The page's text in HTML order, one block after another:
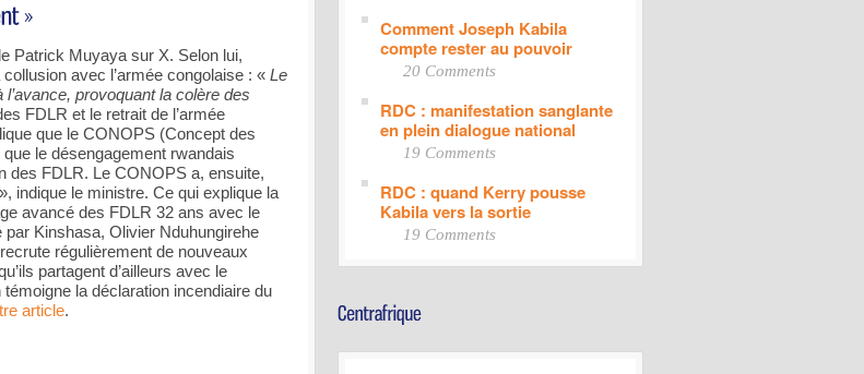
Patrick Muyaya sur X. Selon lui,
avec l’armée congolaise : « Le
provoquant la colère des
FDLR et le retrait de l’armée
que le CONOPS (Concept des
le désengagement rwandais
des FDLR. Le CONOPS a, ensuite,
indique le ministre. Ce qui explique la
avancé des FDLR 32 ans avec le
Kinshasa, Olivier Nduhungirehe
régulièrement de nouveaux
partagent d’ailleurs avec le
la déclaration incendiaire du
article.
Comment Joseph Kabila
compte rester au pouvoir
20 Comments
RDC : manifestation sanglante
en plein dialogue national
19 Comments
RDC : quand Kerry pousse
Kabila vers la sortie
19 Comments